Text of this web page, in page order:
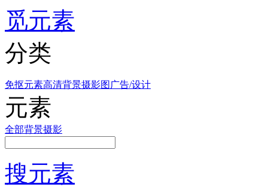
觅元素
分类
免抠元素高清背景摄影图 广告/设计
元素
全部背景摄影
搜元素